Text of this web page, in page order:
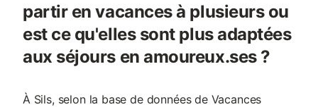
partir en vacances à plusieurs ou
est ce qu'elles sont plus adaptées
aux séjours en amoureux.ses ?
À Sils, selon la base de données de Vacances